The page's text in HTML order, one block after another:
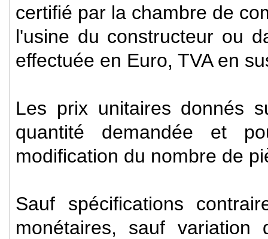
certifié par la chambre de
l'usine du constructeur ou
effectuée en Euro, TVA en
Les prix unitaires donnés
quantité demandée et
modification du nombre de
Sauf spécifications
monétaires, sauf